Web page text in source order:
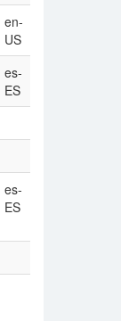
en-
US
es-
ES
es-
ES